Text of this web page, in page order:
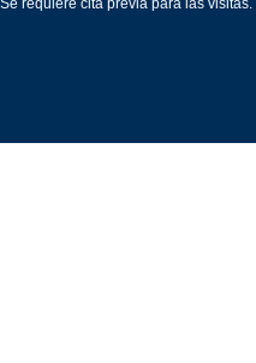
Se requiere cita previa para las visitas.